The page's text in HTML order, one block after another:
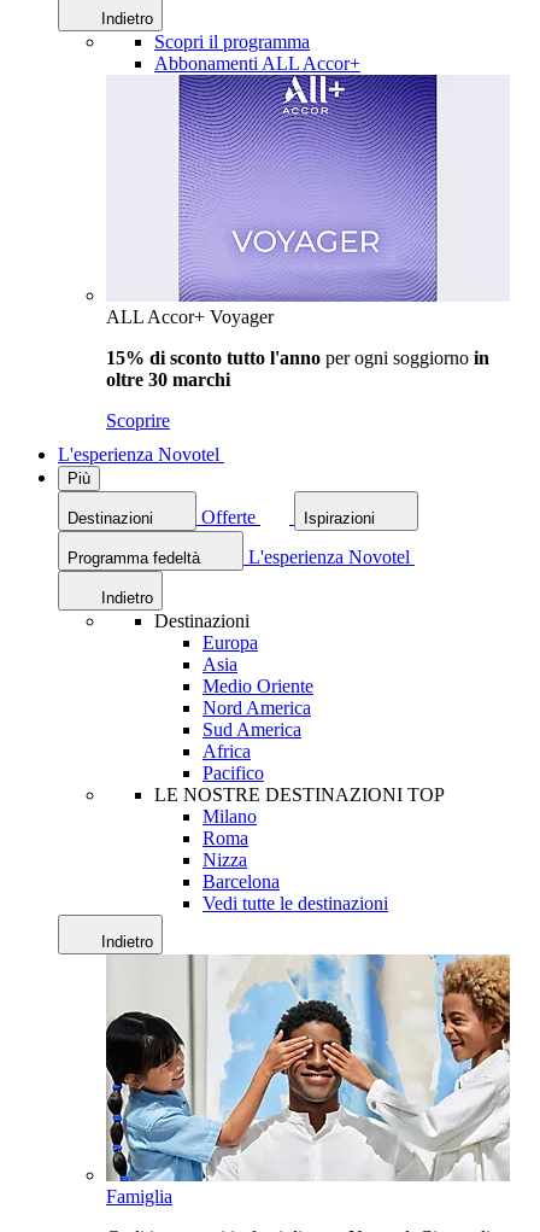
Indietro
Scopri il programma
Abbonamenti ALL Accor+
ALL Accor+ Voyager
15% di sconto tutto l'anno per ogni soggiorno in
oltre 30 marchi
Scoprire
L'esperienza Novotel
Più
Destinazioni Offerte Ispirazioni
Programma fedeltà L'esperienza Novotel
Indietro
Destinazioni
Europa
Asia
Medio Oriente
Nord America
Sud America
Africa
Pacifico
LE NOSTRE DESTINAZIONI TOP
Milano
Roma
Nizza
Barcelona
Vedi tutte le destinazioni
Indietro
Famiglia